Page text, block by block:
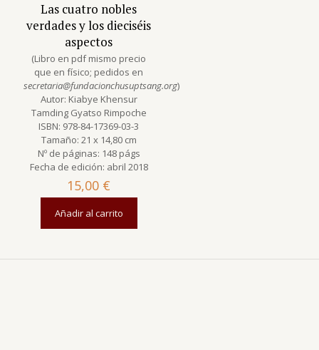
Las cuatro nobles
verdades y los dieciséis
aspectos
(Libro en pdf mismo precio
que en físico; pedidos en
secretaria@fundacionchusuptsang.org)
Autor: Kiabye Khensur
Tamding Gyatso Rimpoche
ISBN: 978-84-17369-03-3
Tamaño: 21 x 14,80 cm
Nº de páginas: 148 págs
Fecha de edición: abril 2018
15,00 €
Añadir al carrito